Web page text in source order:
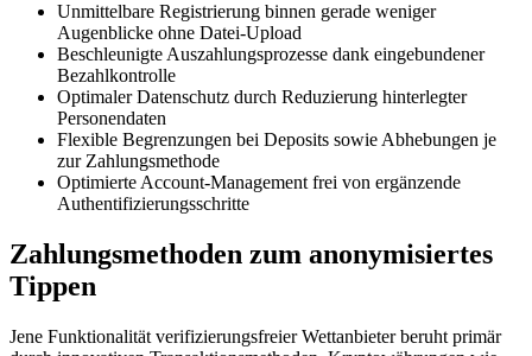
Unmittelbare Registrierung binnen gerade weniger
Augenblicke ohne Datei-Upload
Beschleunigte Auszahlungsprozesse dank eingebundener
Bezahlkontrolle
Optimaler Datenschutz durch Reduzierung hinterlegter
Personendaten
Flexible Begrenzungen bei Deposits sowie Abhebungen je
zur Zahlungsmethode
Optimierte Account-Management frei von ergänzende
Authentifizierungsschritte
Zahlungsmethoden zum anonymisiertes
Tippen
Jene Funktionalität verifizierungsfreier Wettanbieter beruht primär